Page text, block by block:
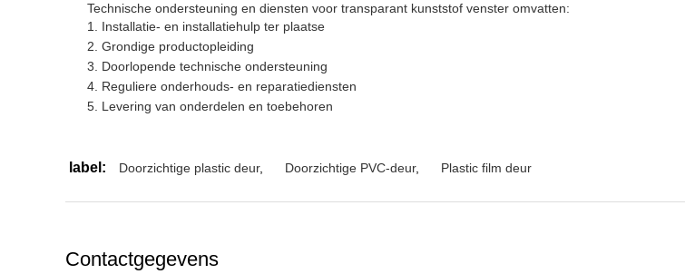
Technische ondersteuning en diensten voor transparant kunststof venster omvatten:
Installatie- en installatiehulp ter plaatse
Grondige productopleiding
Doorlopende technische ondersteuning
Reguliere onderhouds- en reparatiediensten
Levering van onderdelen en toebehoren
label: Doorzichtige plastic deur, Doorzichtige PVC-deur, Plastic film deur
Contactgegevens